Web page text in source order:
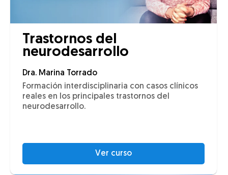
Trastornos del
neurodesarrollo
Dra. Marina Torrado
Formación interdisciplinaria con casos clínicos
reales en los principales trastornos del
neurodesarrollo.
Ver curso